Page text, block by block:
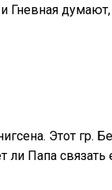
Этот гр.
ли Папа связать